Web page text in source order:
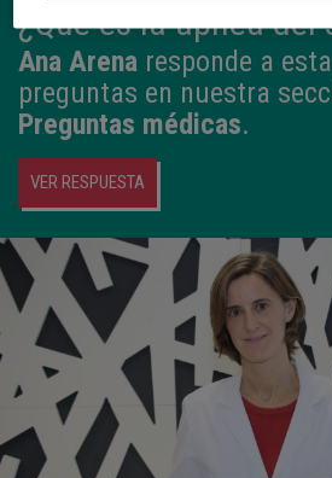
¿Qué es la apnea del
Ana Arena responde a
preguntas en nuestra
Preguntas médicas.
VER RESPUESTA